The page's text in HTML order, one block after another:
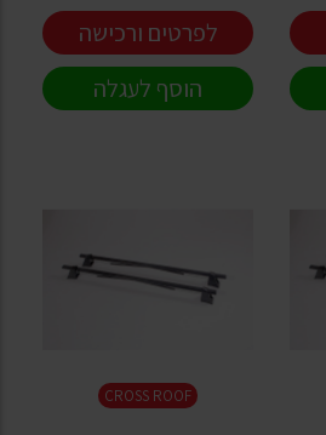
לפרטים ורכישה
הוסף לעגלה
CROSS ROOF